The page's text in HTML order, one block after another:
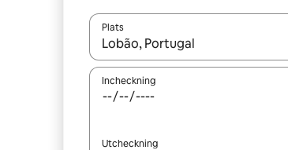
Plats
När resultaten är tillgängliga kan
Incheckning
Utcheckning